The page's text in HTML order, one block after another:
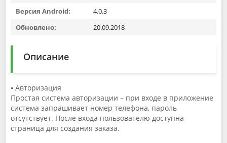
Версия Android:
4.0.3
Обновлено:
20.09.2018
Описание
⦁ Авторизация
Простая система авторизации – при входе в приложение
система запрашивает номер телефона, пароль
отсутствует. После входа пользователю доступна
страница для создания заказа.